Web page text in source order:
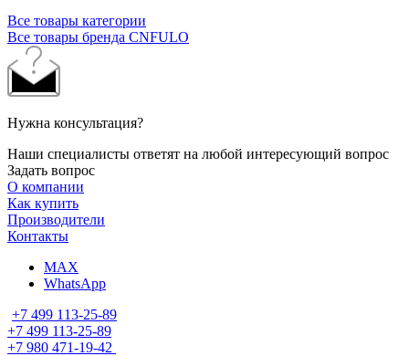
Все товары категории
Все товары бренда CNFULO
Нужна консультация?
Наши специалисты ответят на любой интересующий вопрос
Задать вопрос
О компании
Как купить
Производители
Контакты
MAX
WhatsApp
+7 499 113-25-89
+7 499 113-25-89
+7 980 471-19-42